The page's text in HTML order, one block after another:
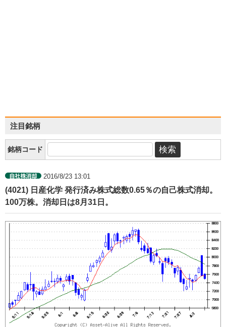
注目銘柄
銘柄コード
2016/8/23 13:01
(4021) 日産化学 発行済み株式総数0.65％の自己株式消却。
100万株。消却日は8月31日。